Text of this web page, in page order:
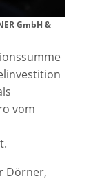
GmbH &
vom
Dörner,